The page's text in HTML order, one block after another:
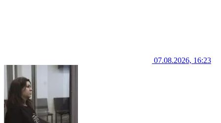
07.08.2026, 16:23